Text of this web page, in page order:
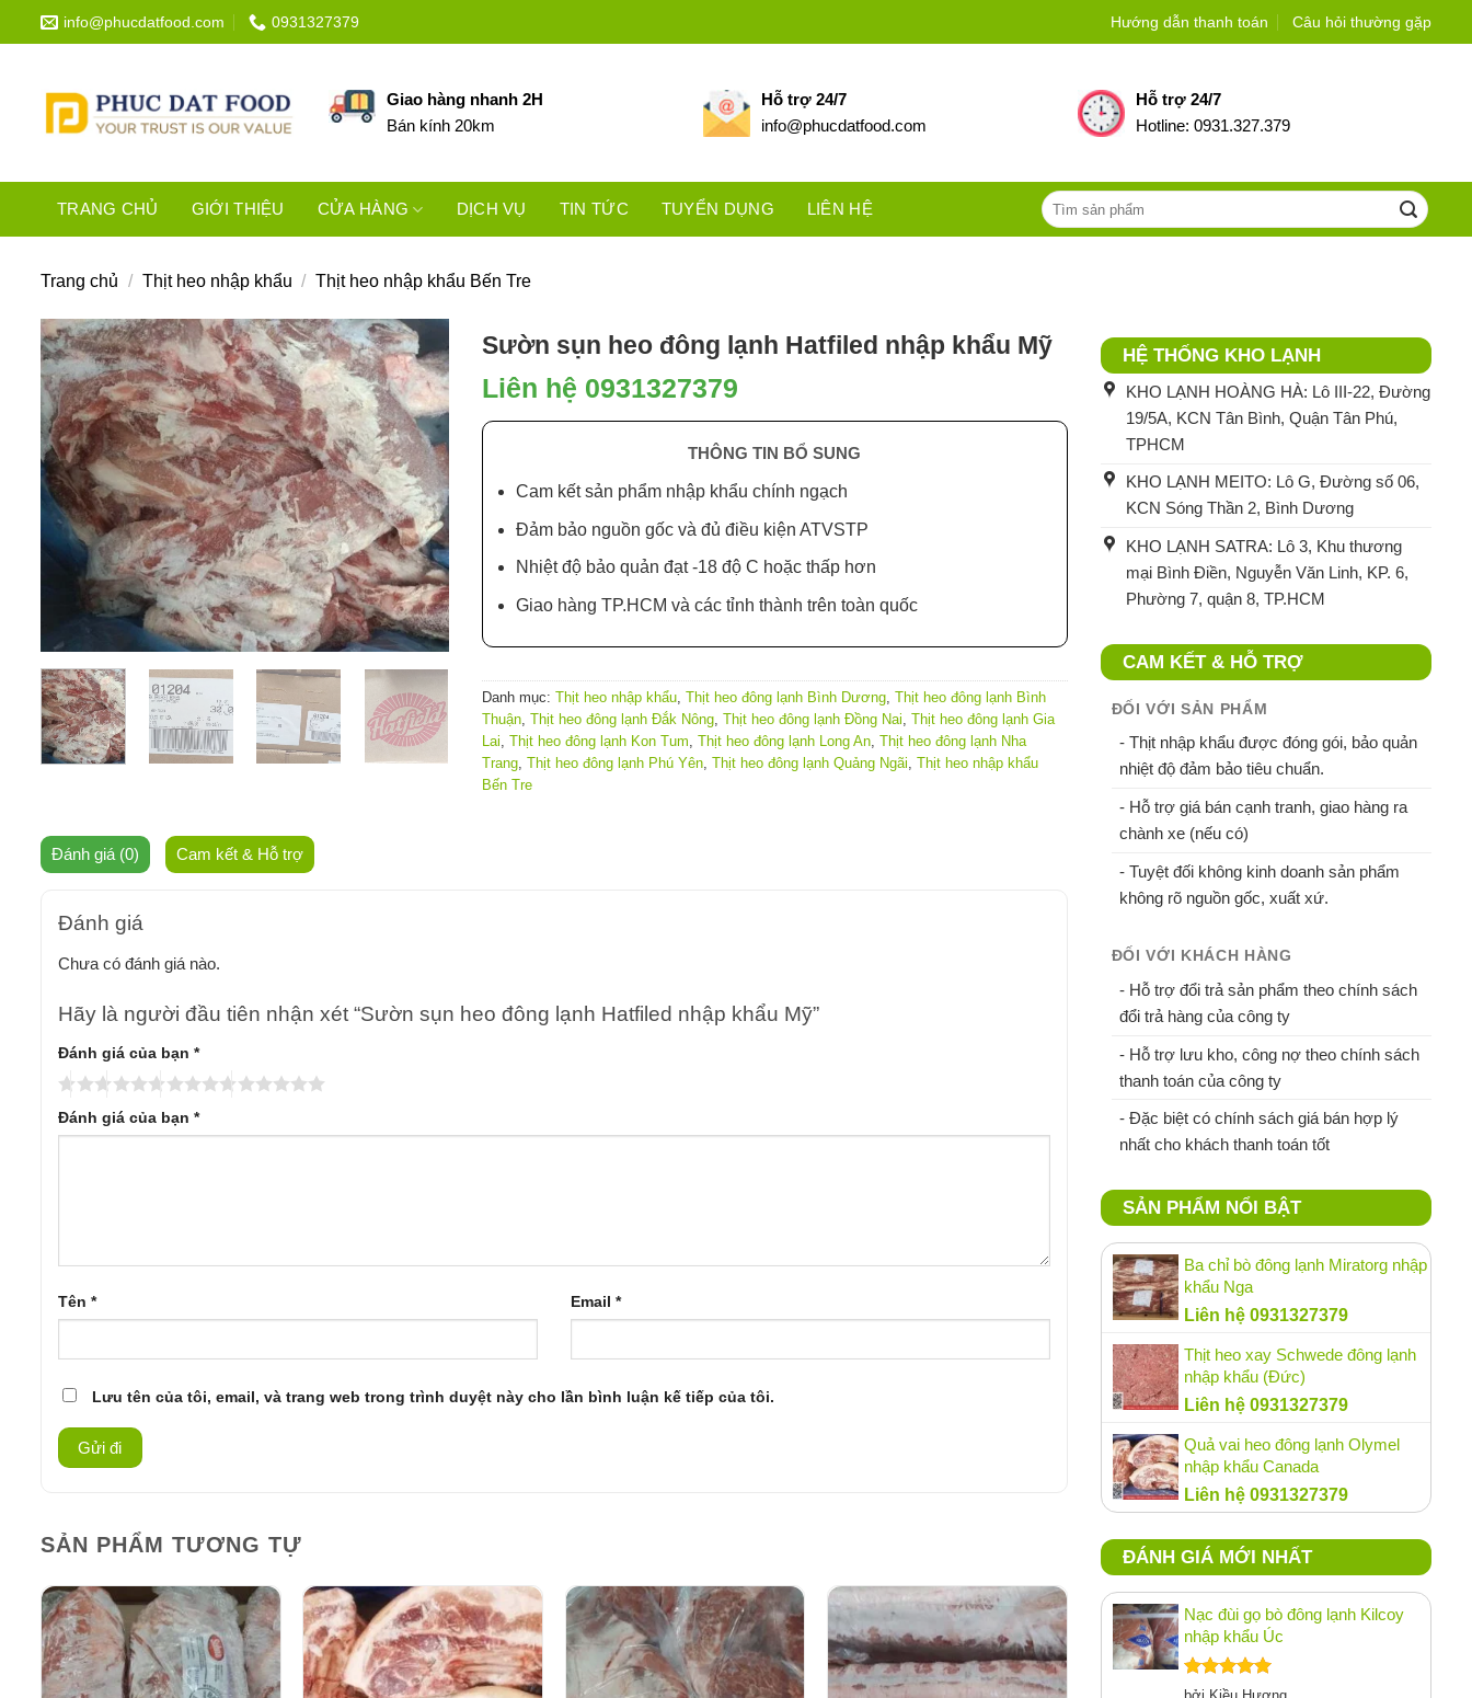
qua
info@phucdatfood.com 0931327379 Hướng dẫn thanh toán Câu hỏi thường gặp
Giao hàng nhanh 2H
Bán kính 20km
Hỗ trợ 24/7
info@phucdatfood.com
Hỗ trợ 24/7
Hotline: 0931.327.379
TRANG CHỦ GIỚI THIỆU CỬA HÀNG DỊCH VỤ TIN TỨC TUYỂN DỤNG LIÊN HỆ
Tìm
kiếm:
Trang chủ / Thịt heo nhập khẩu / Thịt heo nhập khẩu Bến Tre
HỆ THỐNG KHO LẠNH
KHO LẠNH HOÀNG HÀ: Lô III-22, Đường
19/5A, KCN Tân Bình, Quận Tân Phú,
TPHCM
KHO LẠNH MEITO: Lô G, Đường số 06,
KCN Sóng Thần 2, Bình Dương
KHO LẠNH SATRA: Lô 3, Khu thương
mại Bình Điền, Nguyễn Văn Linh, KP. 6,
Phường 7, quận 8, TP.HCM
CAM KẾT & HỖ TRỢ
ĐỐI VỚI SẢN PHẨM
- Thịt nhập khẩu được đóng gói, bảo quản
nhiệt độ đảm bảo tiêu chuẩn.
- Hỗ trợ giá bán cạnh tranh, giao hàng ra
chành xe (nếu có)
- Tuyệt đối không kinh doanh sản phẩm
không rõ nguồn gốc, xuất xứ.
ĐỐI VỚI KHÁCH HÀNG
- Hỗ trợ đổi trả sản phẩm theo chính sách
đổi trả hàng của công ty
- Hỗ trợ lưu kho, công nợ theo chính sách
thanh toán của công ty
- Đặc biệt có chính sách giá bán hợp lý
nhất cho khách thanh toán tốt
SẢN PHẨM NỔI BẬT
Ba chỉ bò đông lạnh Miratorg nhập
khẩu Nga
Liên hệ 0931327379
Thịt heo xay Schwede đông lạnh
nhập khẩu (Đức)
Liên hệ 0931327379
Quả vai heo đông lạnh Olymel
nhập khẩu Canada
Liên hệ 0931327379
ĐÁNH GIÁ MỚI NHẤT
Nạc đùi gọ bò đông lạnh Kilcoy
nhập khẩu Úc
Được xếp
Sườn sụn heo đông lạnh Hatfiled nhập khẩu Mỹ
Liên hệ 0931327379
THÔNG TIN BỔ SUNG
Cam kết sản phẩm nhập khẩu chính ngạch
Đảm bảo nguồn gốc và đủ điều kiện ATVSTP
Nhiệt độ bảo quản đạt -18 độ C hoặc thấp hơn
Giao hàng TP.HCM và các tỉnh thành trên toàn quốc
Danh mục:Thịt heo nhập khẩu ,Thịt heo đông lạnh Bình Dương ,Thịt heo đông lạnh Bình
Thuận ,Thịt heo đông lạnh Đắk Nông ,Thịt heo đông lạnh Đồng Nai ,Thịt heo đông lạnh Gia
Lai ,Thịt heo đông lạnh Kon Tum ,Thịt heo đông lạnh Long An ,Thịt heo đông lạnh Nha
Trang ,Thịt heo đông lạnh Phú Yên ,Thịt heo đông lạnh Quảng Ngãi ,Thịt heo nhập khẩu
Bến Tre
Đánh giá (0) Cam kết & Hỗ trợ
Đánh giá
Chưa có đánh giá nào.
Hãy là người đầu tiên nhận xét “Sườn sụn heo đông lạnh Hatfiled nhập khẩu Mỹ”
Đánh giá của bạn *
Đánh giá của bạn *
Tên * Email *
Lưu tên của tôi, email, và trang web trong trình duyệt này cho lần bình luận kế tiếp của tôi.
SẢN PHẨM TƯƠNG TỰ